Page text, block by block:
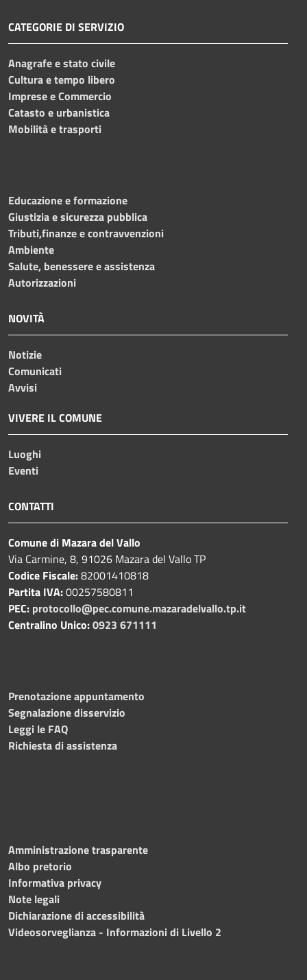
CATEGORIE DI SERVIZIO
Anagrafe e stato civile
Cultura e tempo libero
Imprese e Commercio
Catasto e urbanistica
Mobilità e trasporti
Educazione e formazione
Giustizia e sicurezza pubblica
Tributi,finanze e contravvenzioni
Ambiente
Salute, benessere e assistenza
Autorizzazioni
NOVITÀ
Notizie
Comunicati
Avvisi
VIVERE IL COMUNE
Luoghi
Eventi
CONTATTI
Comune di Mazara del Vallo
Via Carmine, 8, 91026 Mazara del Vallo TP
Codice Fiscale:82001410818
Partita IVA:00257580811
PEC: protocollo@pec.comune.mazaradelvallo.tp.it
Centralino Unico:0923 671111
Prenotazione appuntamento
Segnalazione disservizio
Leggi le FAQ
Richiesta di assistenza
Amministrazione trasparente
Albo pretorio
Informativa privacy
Note legali
Dichiarazione di accessibilità
Videosorveglianza - Informazioni di Livello 2